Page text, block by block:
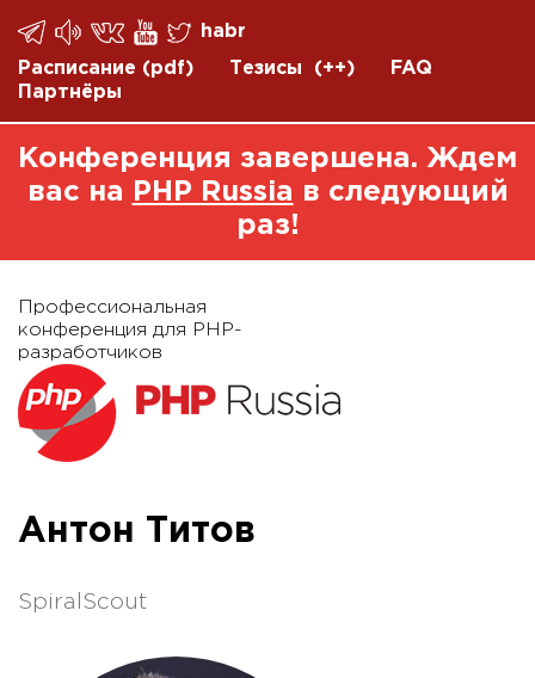
habr
Расписание (pdf) Тезисы (++)
FAQ
Партнёры
Конференция завершена. Ждем
вас на
PHP Russia в следующий
раз!
Профессиональная
конференция для PHP-
разработчиков
Антон Титов
SpiralScout